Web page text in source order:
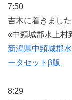
7:50
吉木に着きまし
«中頸城郡水上
新潟県中頸城郡
ータセットβ版
8:29